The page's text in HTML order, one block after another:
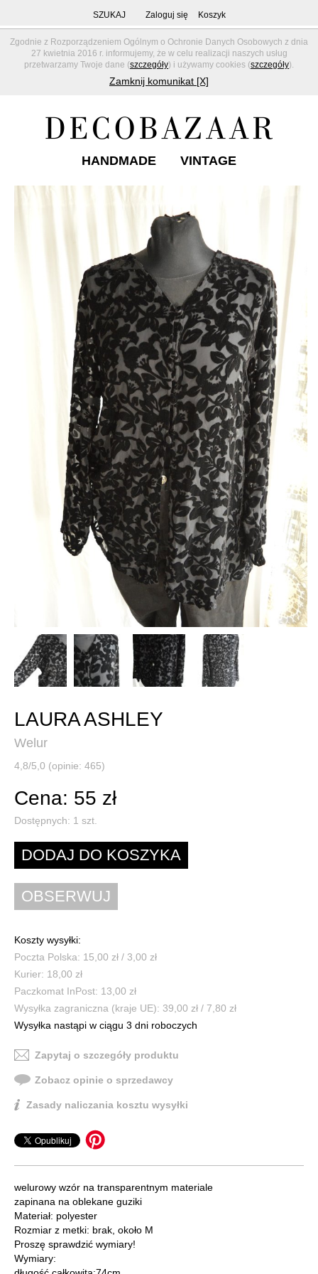
Zgodnie z Rozporządzeniem Ogólnym o Ochronie Danych Osobowych z dnia
27 kwietnia 2016 r. informujemy, że w celu realizacji naszych usług
przetwarzamy Twoje dane (szczegóły) i używamy cookies (szczegóły).
Zamknij komunikat [X]
SZUKAJ Zaloguj się Koszyk
HANDMADE VINTAGE
LAURA ASHLEY
Welur
4,8/5,0 (opinie: 465)
Cena: 55 zł
Dostępnych: 1 szt.
Koszty wysyłki:
Poczta Polska: 15,00 zł / 3,00 zł
Kurier: 18,00 zł
Paczkomat InPost: 13,00 zł
Wysyłka zagraniczna (kraje UE): 39,00 zł / 7,80 zł
Wysyłka nastąpi w ciągu 3 dni roboczych
Zapytaj o szczegóły produktu
Zobacz opinie o sprzedawcy
Zasady naliczania kosztu wysyłki
welurowy wzór na transparentnym materiale
zapinana na oblekane guziki
Materiał: polyester
Rozmiar z metki: brak, około M
Proszę sprawdzić wymiary!
Wymiary: